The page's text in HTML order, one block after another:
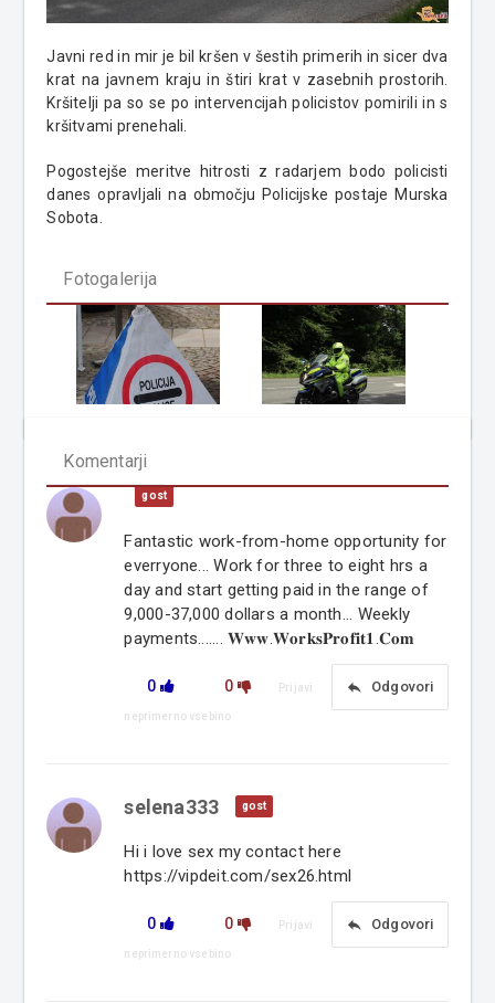
Javni red in mir je bil kršen v šestih primerih in sicer dva
krat na javnem kraju in štiri krat v zasebnih prostorih.
Kršitelji pa so se po intervencijah policistov pomirili in s
kršitvami prenehali.
Pogostejše meritve hitrosti z radarjem bodo policisti
danes opravljali na območju Policijske postaje Murska
Sobota.
Fotogalerija
Komentarji
gost
Fantastic work-from-home opportunity for
everryone... Work for three to eight hrs a
day and start getting paid in the range of
9,000-37,000 dollars a month... Weekly
payments....... 𝐖𝐰𝐰.𝐖𝐨𝐫𝐤𝐬𝐏𝐫𝐨𝐟𝐢𝐭𝟏.𝐂𝐨𝐦
0 0 reply Odgovori
Prijavi
neprimerno vsebino
selena333 gost
Hi i love sex my contact here
https://vipdeit.com/sex26.html
0 0 reply Odgovori
Prijavi
neprimerno vsebino